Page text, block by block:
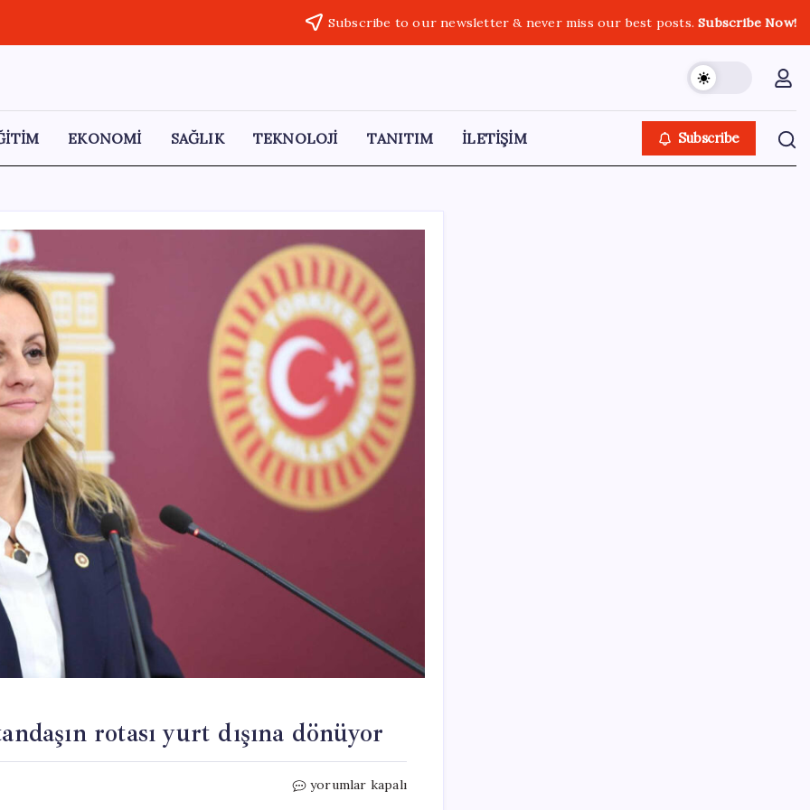
Subscribe to our newsletter & never miss our best posts.Subscribe Now!
EKONOMİ SAĞLIK TEKNOLOJİ TANITIM İLETİŞİM Subscribe
rotası yurt dışına dönüyor
CHP’li
yorumlar kapalı